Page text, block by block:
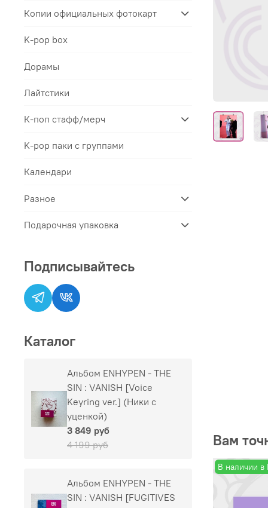
Вам
В наличии
Копии официальных фотокарт
K-pop box
Дорамы
Лайтстики
К-поп стафф/мерч
K-pop паки с группами
Календари
Разное
Подарочная упаковка
Подписывайтесь
Каталог
Альбом ENHYPEN - THE
SIN : VANISH [Voice
Keyring ver.] (Ники с
уценкой)
3 849 руб
4 199 руб
Альбом ENHYPEN - THE
SIN : VANISH [FUGITIVES